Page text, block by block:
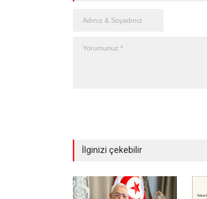
İlginizi çekebilir